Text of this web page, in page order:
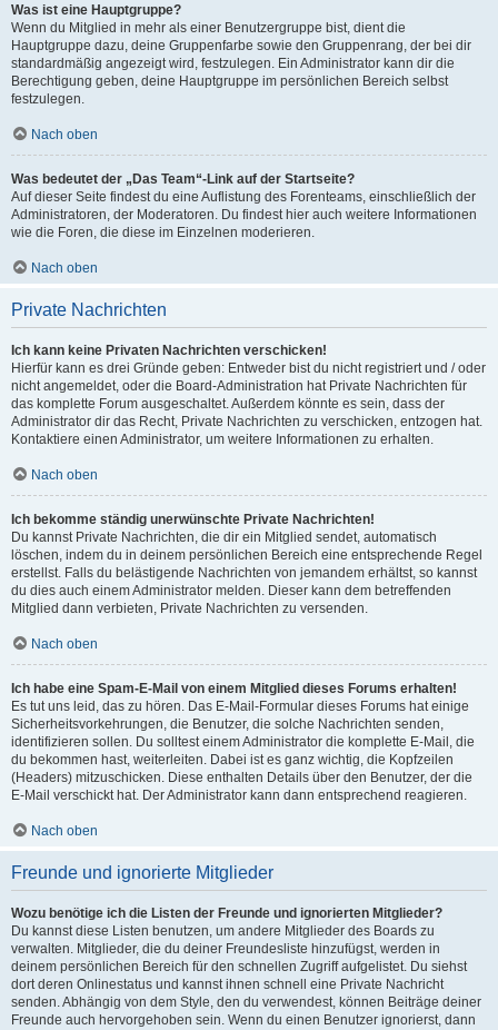
Was ist eine Hauptgruppe?
Wenn du Mitglied in mehr als einer Benutzergruppe bist, dient die
Hauptgruppe dazu, deine Gruppenfarbe sowie den Gruppenrang, der bei dir
standardmäßig angezeigt wird, festzulegen. Ein Administrator kann dir die
Berechtigung geben, deine Hauptgruppe im persönlichen Bereich selbst
festzulegen.
Nach oben
Was bedeutet der „Das Team“-Link auf der Startseite?
Auf dieser Seite findest du eine Auflistung des Forenteams, einschließlich der
Administratoren, der Moderatoren. Du findest hier auch weitere Informationen
wie die Foren, die diese im Einzelnen moderieren.
Nach oben
Private Nachrichten
Ich kann keine Privaten Nachrichten verschicken!
Hierfür kann es drei Gründe geben: Entweder bist du nicht registriert und / oder
nicht angemeldet, oder die Board-Administration hat Private Nachrichten für
das komplette Forum ausgeschaltet. Außerdem könnte es sein, dass der
Administrator dir das Recht, Private Nachrichten zu verschicken, entzogen hat.
Kontaktiere einen Administrator, um weitere Informationen zu erhalten.
Nach oben
Ich bekomme ständig unerwünschte Private Nachrichten!
Du kannst Private Nachrichten, die dir ein Mitglied sendet, automatisch
löschen, indem du in deinem persönlichen Bereich eine entsprechende Regel
erstellst. Falls du belästigende Nachrichten von jemandem erhältst, so kannst
du dies auch einem Administrator melden. Dieser kann dem betreffenden
Mitglied dann verbieten, Private Nachrichten zu versenden.
Nach oben
Ich habe eine Spam-E-Mail von einem Mitglied dieses Forums erhalten!
Es tut uns leid, das zu hören. Das E-Mail-Formular dieses Forums hat einige
Sicherheitsvorkehrungen, die Benutzer, die solche Nachrichten senden,
identifizieren sollen. Du solltest einem Administrator die komplette E-Mail, die
du bekommen hast, weiterleiten. Dabei ist es ganz wichtig, die Kopfzeilen
(Headers) mitzuschicken. Diese enthalten Details über den Benutzer, der die
E-Mail verschickt hat. Der Administrator kann dann entsprechend reagieren.
Nach oben
Freunde und ignorierte Mitglieder
Wozu benötige ich die Listen der Freunde und ignorierten Mitglieder?
Du kannst diese Listen benutzen, um andere Mitglieder des Boards zu
verwalten. Mitglieder, die du deiner Freundesliste hinzufügst, werden in
deinem persönlichen Bereich für den schnellen Zugriff aufgelistet. Du siehst
dort deren Onlinestatus und kannst ihnen schnell eine Private Nachricht
senden. Abhängig von dem Style, den du verwendest, können Beiträge deiner
Freunde auch hervorgehoben sein. Wenn du einen Benutzer ignorierst, dann